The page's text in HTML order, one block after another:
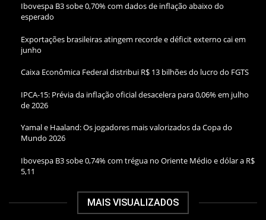
Ibovespa B3 sobe 0,70% com dados de inflação abaixo do
esperado
Exportações brasileiras atingem recorde e déficit externo cai em
junho
Caixa Econômica Federal distribui R$ 13 bilhões do lucro do FGTS
IPCA-15: Prévia da inflação oficial desacelera para 0,06% em julho
de 2026
Yamal e Haaland: Os jogadores mais valorizados da Copa do
Mundo 2026
Ibovespa B3 sobe 0,74% com trégua no Oriente Médio e dólar a R$
5,11
MAIS VISUALIZADOS